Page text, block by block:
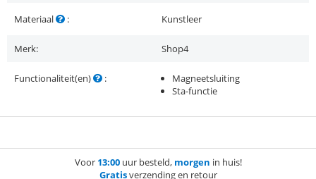
Materiaal : Kunstleer
Merk: Shop4
Functionaliteit(en) :
Magneetsluiting
Sta-functie
Voor 13:00uur besteld, morgen in huis!
Gratisverzending en retour